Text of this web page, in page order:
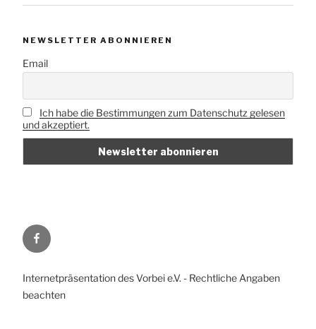
NEWSLETTER ABONNIEREN
Email
Ich habe die Bestimmungen zum Datenschutz gelesen
und akzeptiert.
Vorbei
e.V.
Facebook
Internetpräsentation des Vorbei e.V. - Rechtliche Angaben
beachten